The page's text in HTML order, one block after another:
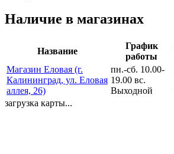
Наличие в магазинах
Название
График
работы
Магазин Еловая (г.
Калининград, ул. Еловая
аллея, 26)
пн.-сб. 10.00-
19.00 вс.
Выходной
загрузка карты...